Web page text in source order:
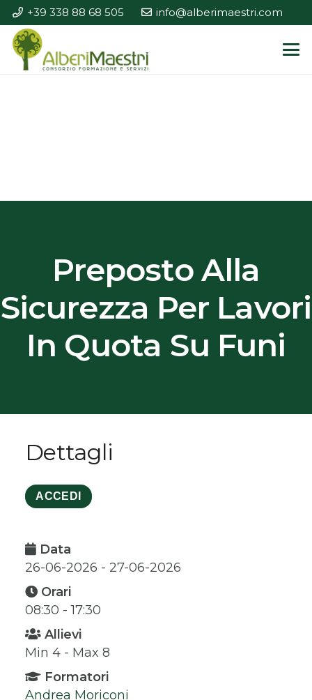
+39 338 88 68 505 info@alberimaestri.com
Preposto Alla
Sicurezza Per Lavori
In Quota Su Funi
Dettagli
ACCEDI
Data
26-06-2026 - 27-06-2026
Orari
08:30 - 17:30
Allievi
Min 4 - Max 8
Formatori
Andrea Moriconi